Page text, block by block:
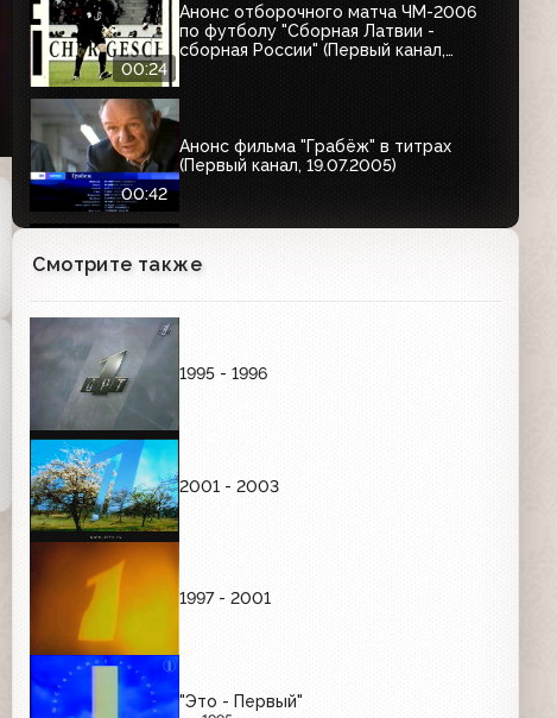
00:24
Анонс отборочного матча ЧМ-2006
по футболу "Сборная Латвии -
сборная России" (Первый канал,
00:42
Анонс фильма "Грабёж" в титрах
(Первый канал, 19.07.2005)
00:31
Анонс концерта ко дню милиции
12:51
00:47
01:03
Смотрите также
1995 - 1996
2001 - 2003
1997 - 2001
"Это - Первый"